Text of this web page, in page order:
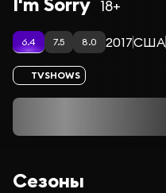
18+
6.4 7.5 8.0 2017США
TVSHOWS
Сезоны